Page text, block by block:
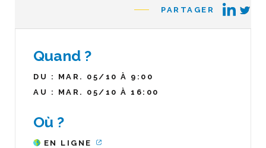
PARTAGER
Quand ?
DU : MAR. 05/10 À 9:00
AU : MAR. 05/10 À 16:00
Où ?
EN LIGNE